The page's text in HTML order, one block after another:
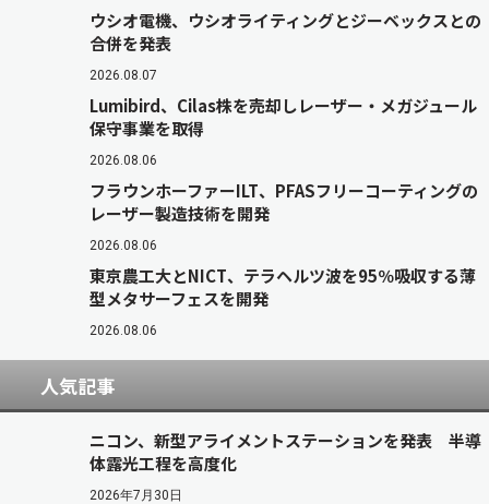
ウシオ電機、ウシオライティングとジーベックスとの
合併を発表
2026.08.07
Lumibird、Cilas株を売却しレーザー・メガジュール
保守事業を取得
2026.08.06
フラウンホーファーILT、PFASフリーコーティングの
レーザー製造技術を開発
2026.08.06
東京農工大とNICT、テラヘルツ波を95％吸収する薄
型メタサーフェスを開発
2026.08.06
人気記事
ニコン、新型アライメントステーションを発表 半導
体露光工程を高度化
2026年7月30日